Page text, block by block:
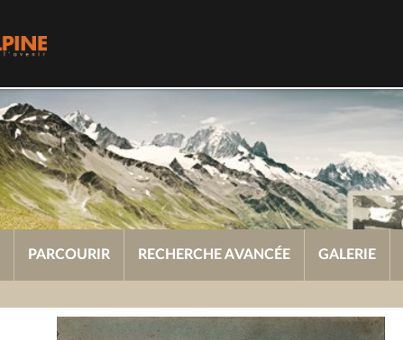
PARCOURIR RECHERCHE AVANCÉE GALERIE